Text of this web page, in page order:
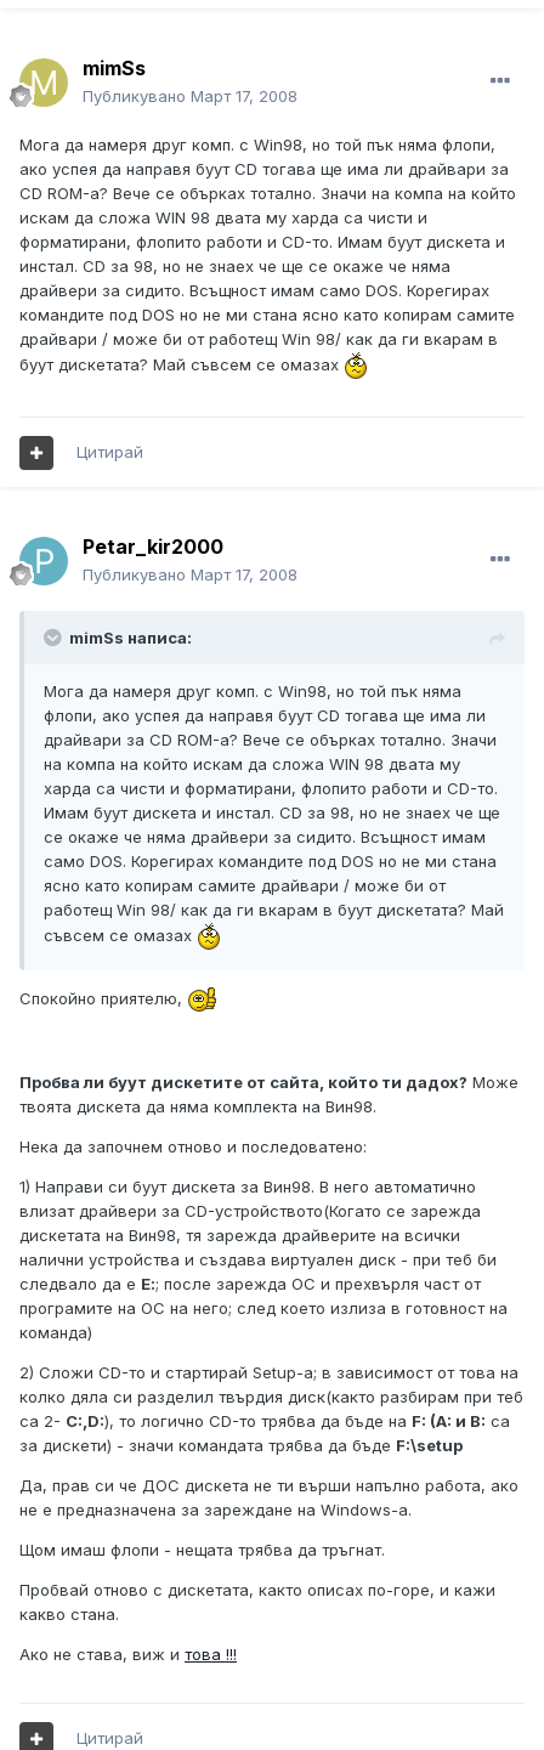
mimSs
Публикувано Март 17, 2008
Мога да намеря друг комп. с Win98, но той пък няма флопи,
ако успея да направя буут CD тогава ще има ли драйвари за
CD ROM-а? Вече се обърках тотално. Значи на компа на който
искам да сложа WIN 98 двата му харда са чисти и
форматирани, флопито работи и CD-то. Имам буут дискета и
инстал. CD за 98, но не знаех че ще се окаже че няма
драйвери за сидито. Всъщност имам само DOS. Корегирах
командите под DOS но не ми стана ясно като копирам самите
драйвари / може би от работещ Win 98/ как да ги вкарам в
буут дискетата? Май съвсем се омазах
Цитирай
Petar_kir2000
Публикувано Март 17, 2008
mimSs написа:
Мога да намеря друг комп. с Win98, но той пък няма
флопи, ако успея да направя буут CD тогава ще има ли
драйвари за CD ROM-а? Вече се обърках тотално. Значи
на компа на който искам да сложа WIN 98 двата му
харда са чисти и форматирани, флопито работи и CD-то.
Имам буут дискета и инстал. CD за 98, но не знаех че ще
се окаже че няма драйвери за сидито. Всъщност имам
само DOS. Корегирах командите под DOS но не ми стана
ясно като копирам самите драйвари / може би от
работещ Win 98/ как да ги вкарам в буут дискетата? Май
съвсем се омазах
Спокойно приятелю,
Пробва ли буут дискетите от сайта, който ти дадох? Може
твоята дискета да няма комплекта на Вин98.
Нека да започнем отново и последоватено:
1) Направи си буут дискета за Вин98. В него автоматично
влизат драйвери за CD-устройството(Когато се зарежда
дискетата на Вин98, тя зарежда драйверите на всички
налични устройства и създава виртуален диск - при теб би
следвало да е Е:; после зарежда ОС и прехвърля част от
програмите на ОС на него; след което излиза в готовност на
команда)
2) Сложи CD-то и стартирай Setup-а; в зависимост от това на
колко дяла си разделил твърдия диск(както разбирам при теб
са 2- C:,D:), то логично CD-то трябва да бъде на F: (A: и B: са
за дискети) - значи командата трябва да бъде F:\setup
Да, прав си че ДОС дискета не ти върши напълно работа, ако
не е предназначена за зареждане на Windows-a.
Щом имаш флопи - нещата трябва да тръгнат.
Пробвай отново с дискетата, както описах по-горе, и кажи
какво стана.
Ако не става, виж и това !!!
Цитирай